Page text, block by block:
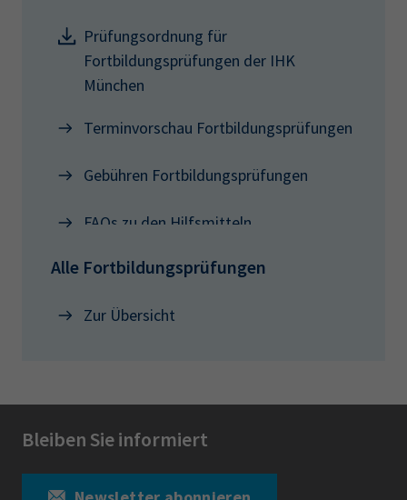
Prüfungsordnung für
Fortbildungsprüfungen der IHK
München
Terminvorschau Fortbildungsprüfungen
Gebühren Fortbildungsprüfungen
FAQs zu den Hilfsmitteln
Alle Fortbildungsprüfungen
Zur Übersicht
Bleiben Sie informiert